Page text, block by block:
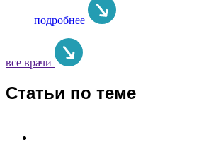
подробнее
все врачи
Статьи по теме